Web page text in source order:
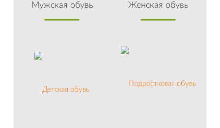
Мужская обувь Женская обувь